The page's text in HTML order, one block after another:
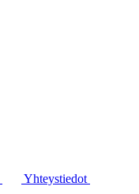
Yhteystiedot